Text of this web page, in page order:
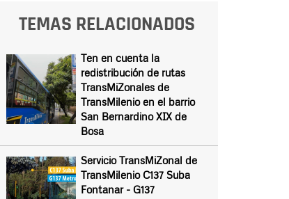
TEMAS RELACIONADOS
Ten en cuenta la
redistribución de rutas
TransMiZonales de
TransMilenio en el barrio
San Bernardino XIX de
Bosa
Servicio TransMiZonal de
TransMilenio C137 Suba
Fontanar - G137